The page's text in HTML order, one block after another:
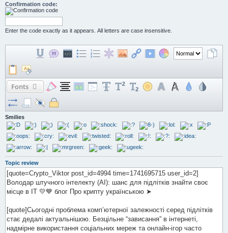
Confirmation code:
Enter the code exactly as it appears. All letters are case insensitive.
Fonts
Smilies
Topic review